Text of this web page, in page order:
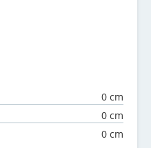
0 cm
0 cm
0 cm